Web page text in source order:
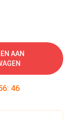
AAN
: 45